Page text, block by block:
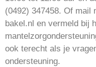
(0492) 347458. Of mail
bakel.nl en vermeld bij
ook terecht als je
ondersteuning.